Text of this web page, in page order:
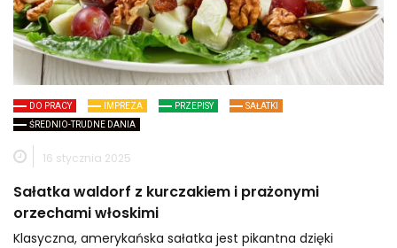
DO PRACY IMPREZA PRZEPISY
SAŁATKI
ŚREDNIO-TRUDNE DANIA
16 stycznia 2025
Sałatka waldorf z kurczakiem i prażonymi
orzechami włoskimi
Klasyczna, amerykańska sałatka jest pikantna dzięki